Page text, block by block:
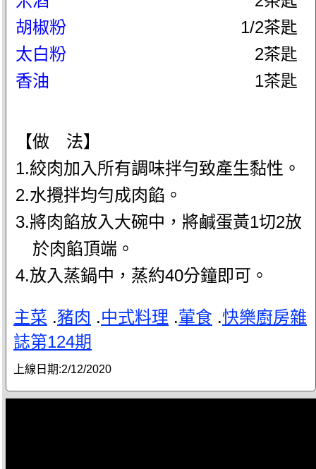
胡椒粉
1/2茶匙
太白粉
2茶匙
香油
1茶匙
【做 法】
1.絞肉加入所有調味拌勻致產生黏性。
2.水攪拌均勻成肉餡。
3.將肉餡放入大碗中，將鹹蛋黃1切2放
於肉餡頂端。
4.放入蒸鍋中，蒸約40分鐘即可。
主菜 .豬肉 .中式料理 .葷食 .快樂廚房雜
誌第124期
上線日期:2/12/2020